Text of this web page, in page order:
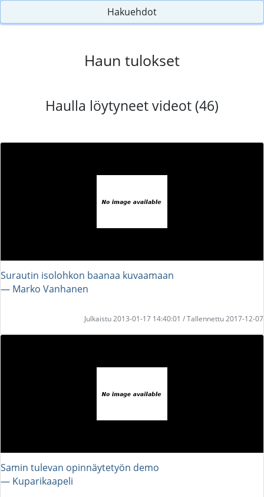
Hakuehdot
Haun tulokset
Haulla löytyneet videot (46)
Surautin isolohkon baanaa kuvaamaan
― Marko Vanhanen
Julkaistu 2013-01-17 14:40:01 / Tallennettu 2017-12-07
Samin tulevan opinnäytetyön demo
― Kuparikaapeli